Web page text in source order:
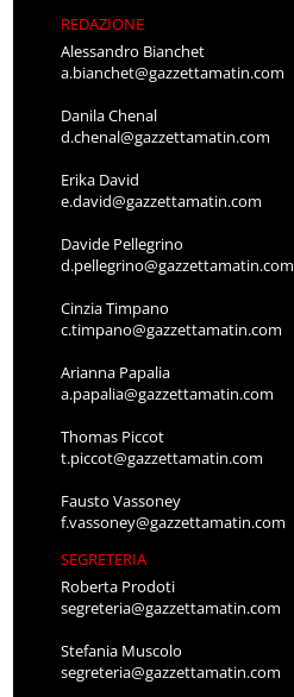
REDAZIONE
Alessandro Bianchet
a.bianchet@gazzettamatin.com
Danila Chenal
d.chenal@gazzettamatin.com
Erika David
e.david@gazzettamatin.com
Davide Pellegrino
d.pellegrino@gazzettamatin.com
Cinzia Timpano
c.timpano@gazzettamatin.com
Arianna Papalia
a.papalia@gazzettamatin.com
Thomas Piccot
t.piccot@gazzettamatin.com
Fausto Vassoney
f.vassoney@gazzettamatin.com
SEGRETERIA
Roberta Prodoti
segreteria@gazzettamatin.com
Stefania Muscolo
segreteria@gazzettamatin.com